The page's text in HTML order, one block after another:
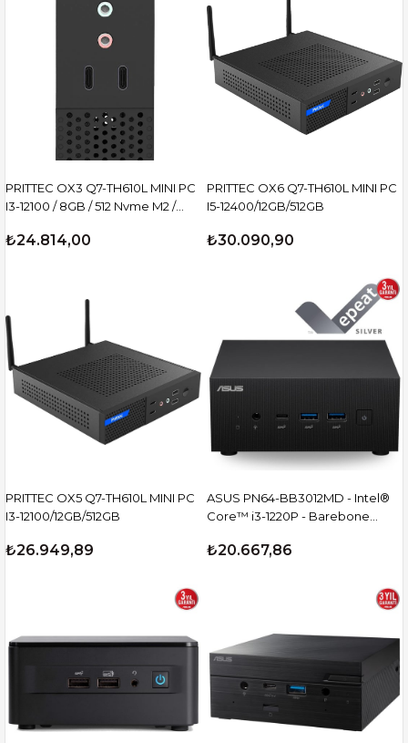
PRITTEC OX3 Q7-TH610L MINI PC
I3-12100 / 8GB / 512 Nvme M2 /
₺24.814,00
PRITTEC OX6 Q7-TH610L MINI PC
I5-12400/12GB/512GB
₺30.090,90
PRITTEC OX5 Q7-TH610L MINI PC
I3-12100/12GB/512GB
₺26.949,89
ASUS PN64-BB3012MD - Intel®
Core™ i3-1220P - Barebone
Mini PC
₺20.667,86